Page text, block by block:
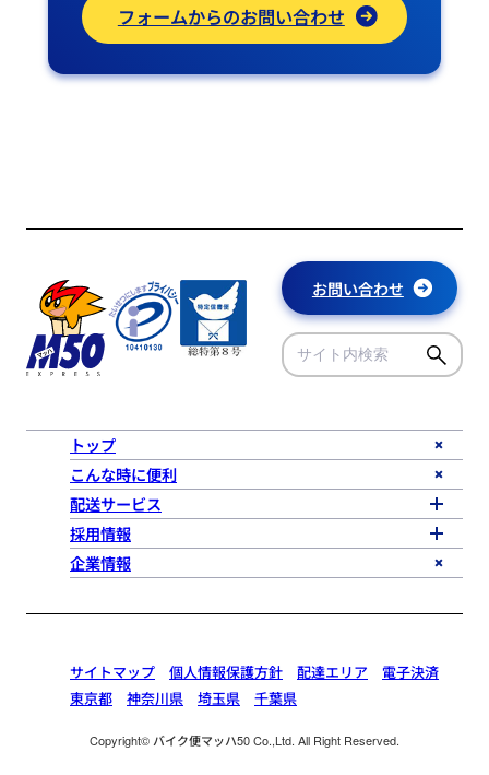
フォームからのお問い合わせ
お問い合わせ
トップ
こんな時に便利
配送サービス
採用情報
企業情報
サイトマップ 個人情報保護方針 配達エリア
電子決済
東京都
神奈川県 埼玉県 千葉県
Copyright© バイク便マッハ50 Co.,Ltd. All Right Reserved.